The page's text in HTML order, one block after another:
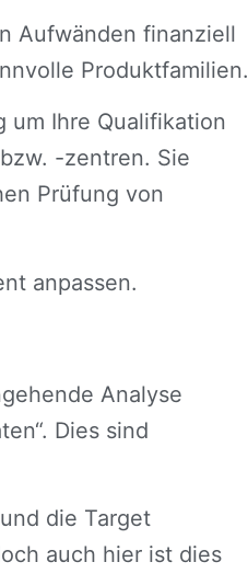
Aufwänden finanziell
Produktfamilien.
um Ihre Qualifikation
-zentren. Sie
Prüfung von
anpassen.
Analyse
Dies sind
die Target
auch hier ist dies